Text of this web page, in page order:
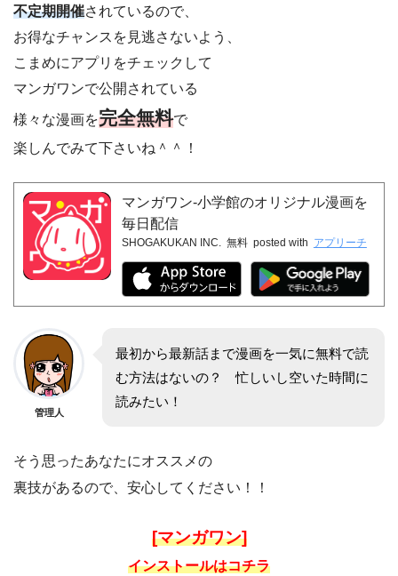
不定期開催されているので、
お得なチャンスを見逃さないよう、
こまめにアプリをチェックして
マンガワンで公開されている
様々な漫画を完全無料で
楽しんでみて下さいね＾＾！
マンガワン-小学館のオリジナル漫画を
毎日配信
SHOGAKUKAN INC. 無料 posted with アプリーチ
管理人
最初から最新話まで漫画を一気に無料で読
む方法はないの？ 忙しいし空いた時間に
読みたい！
そう思ったあなたにオススメの
裏技があるので、安心してください！！
[マンガワン]
インストールはコチラ